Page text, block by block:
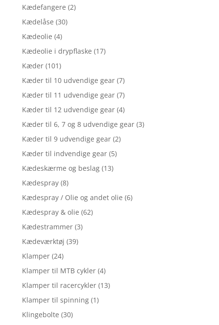
Kædefangere (2)
Kædelåse (30)
Kædeolie (4)
Kædeolie i drypflaske (17)
Kæder (101)
Kæder til 10 udvendige gear (7)
Kæder til 11 udvendige gear (7)
Kæder til 12 udvendige gear (4)
Kæder til 6, 7 og 8 udvendige gear (3)
Kæder til 9 udvendige gear (2)
Kæder til indvendige gear (5)
Kædeskærme og beslag (13)
Kædespray (8)
Kædespray / Olie og andet olie (6)
Kædespray & olie (62)
Kædestrammer (3)
Kædeværktøj (39)
Klamper (24)
Klamper til MTB cykler (4)
Klamper til racercykler (13)
Klamper til spinning (1)
Klingebolte (30)